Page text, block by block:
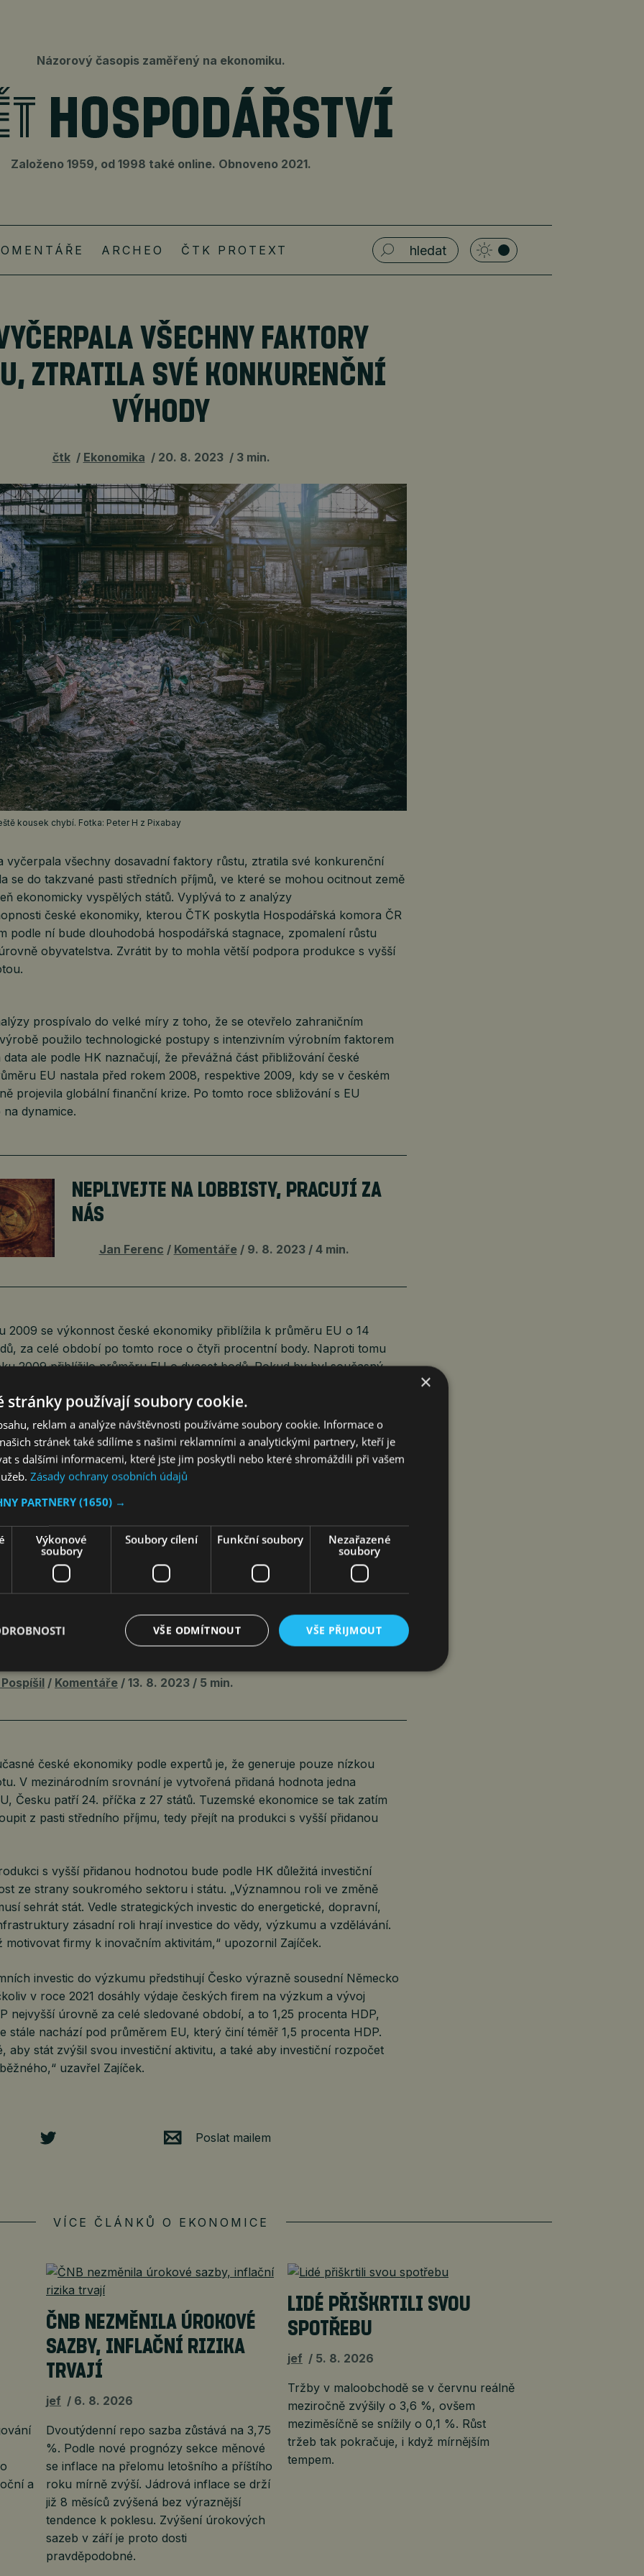
Názorový časopis zaměřený na ekonomiku.
Založeno 1959, od 1998 také online. Obnoveno 2021.
ARCHEO ČTK PROTEXT
VŠECHNY FAKTORY
ZTRATILA SVÉ KONKURENČNÍ
VÝHODY
čtk Ekonomika 20. 8. 2023 3 min.
kousek chybí. Fotka: Peter H z Pixabay
vyčerpala všechny dosavadní faktory růstu, ztratila své konkurenční
se do takzvané pasti středních příjmů, ve které se mohou ocitnout země
ekonomicky vyspělých států. Vyplývá to z analýzy
české ekonomiky, kterou ČTK poskytla Hospodářská komora ČR
podle ní bude dlouhodobá hospodářská stagnace, zpomalení růstu
obyvatelstva. Zvrátit by to mohla větší podpora produkce s vyšší
prospívalo do velké míry z toho, že se otevřelo zahraničním
použilo technologické postupy s intenzivním výrobním faktorem
data ale podle HK naznačují, že převážná část přibližování české
EU nastala před rokem 2008, respektive 2009, kdy se v českém
projevila globální finanční krize. Po tomto roce sbližování s EU
dynamice.
NEPLIVEJTE NA LOBBISTY, PRACUJÍ ZA
NÁS
Jan Ferenc Komentáře 9. 8. 2023 4 min.
2009 se výkonnost české ekonomiky přiblížila k průměru EU o 14
za celé období po tomto roce o čtyři procentní body. Naproti tomu
2009 přiblížilo průměru EU o dvacet bodů. Pokud by byl současný
uvedla analýza.
úrovní vyspělejších států, a to nejen ve mzdách, bude při současné
podle HK velmi obtížné. „Pokud má ekonomika pokračovat
příjmů, tedy přesunout se k produkci s vyšší přidanou
situace je možné zachovat konkurenceschopnost i při relativně
síle,“ uvedl prezident komory Zdeněk Zajíček.
EKONOMIKU ZACHRÁNIT NA LODI ZVANÉ
CHYBÍ ENERGIE, INOVACE I VZDĚLÁNÍ
Komentáře 13. 8. 2023 5 min.
české ekonomiky podle expertů je, že generuje pouze nízkou
V mezinárodním srovnání je vytvořená přidaná hodnota jedna
Česku patří 24. příčka z 27 států. Tuzemské ekonomice se tak zatím
z pasti středního příjmu, tedy přejít na produkci s vyšší přidanou
s vyšší přidanou hodnotou bude podle HK důležitá investiční
ze strany soukromého sektoru i státu. „Významnou roli ve změně
sehrát stát. Vedle strategických investic do energetické, dopravní,
zásadní roli hrají investice do vědy, výzkumu a vzdělávání.
motivovat firmy k inovačním aktivitám,“ upozornil Zajíček.
investic do výzkumu předstihují Česko výrazně sousední Německo
v roce 2021 dosáhly výdaje českých firem na výzkum a vývoj
nejvyšší úrovně za celé sledované období, a to 1,25 procenta HDP,
stále nachází pod průměrem EU, který činí téměř 1,5 procenta HDP.
aby stát zvýšil svou investiční aktivitu, a také aby investiční rozpočet
uzavřel Zajíček.
Poslat mailem
VÍCE ČLÁNKŮ O EKONOMICE
a
ČNB NEZMĚNILA ÚROKOVÉ
SAZBY, INFLAČNÍ RIZIKA
TRVAJÍ
jef 6. 8. 2026
Dvoutýdenní repo sazba zůstává na 3,75
%. Podle nové prognózy sekce měnové
se inflace na přelomu letošního a příštího
roku mírně zvýší. Jádrová inflace se drží
již 8 měsíců zvýšená bez výraznější
tendence k poklesu. Zvýšení úrokových
sazeb v září je proto dosti
pravděpodobné.
LIDÉ PŘIŠKRTILI SVOU
SPOTŘEBU
jef 5. 8. 2026
Tržby v maloobchodě se v červnu reálně
meziročně zvýšily o 3,6 %, ovšem
meziměsíčně se snížily o 0,1 %. Růst
tržeb tak pokračuje, i když mírnějším
tempem.
×
stránky používají soubory cookie.
reklam a analýze návštěvnosti používáme soubory cookie. Informace o
stránek také sdílíme s našimi reklamními a analytickými partnery, kteří je
s dalšími informacemi, které jste jim poskytli nebo které shromáždili při vašem
Zásady ochrany osobních údajů
PARTNERY (1650) →
Výkonové
soubory
Soubory cílení Funkční soubory
Nezařazené
soubory
VŠE PŘIJMOUT
VŠE ODMÍTNOUT